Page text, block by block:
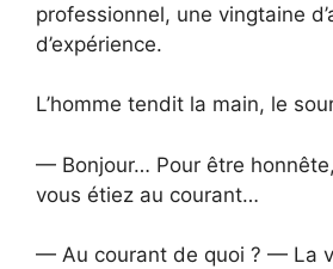
professionnel, une vingtaine
d’expérience.
L’homme tendit la main, le
— Bonjour… Pour être
vous étiez au courant…
— Au courant de quoi ? — La